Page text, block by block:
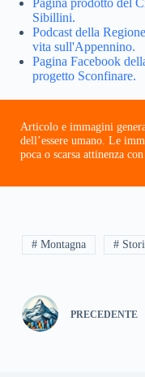
Pagina prodotto del
Sibillini.
Podcast della
vita sull'Appennino.
Pagina Facebook
progetto Sconfinare.
Articolo e immagini
dell’essere umano. Le
poca o scarsa attinenza
# Montagna #
PRECEDENTE